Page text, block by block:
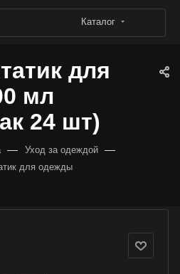
Каталог
для
мл
24 шт)
— Уход за одеждой —
для одежды